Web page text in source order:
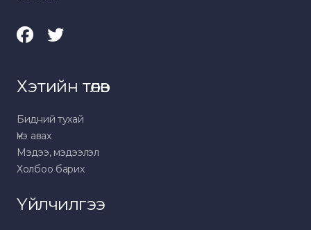
Хэтийн төлөв
Бидний тухай
Үнэ авах
Мэдээ, мэдээлэл
Холбоо барих
Үйлчилгээ